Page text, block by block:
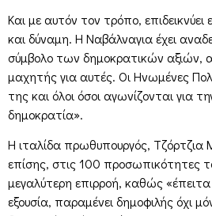
Και με αυτόν τον τρόπο, επιδεικνύει
και δύναμη. Η Ναβάλναγια έχει
σύμβολο των δημοκρατικών αξιών,
μαχητής για αυτές. Οι Ηνωμένες
της και όλοι όσοι αγωνίζονται για
δημοκρατία».
Η ιταλίδα πρωθυπουργός, Τζόρτζια
επίσης, στις 100 προσωπικότητες
μεγαλύτερη επιρροή, καθώς
εξουσία, παραμένει δημοφιλής όχι